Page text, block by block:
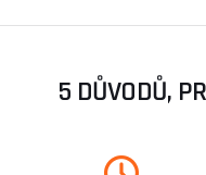
5 DŮVODŮ,